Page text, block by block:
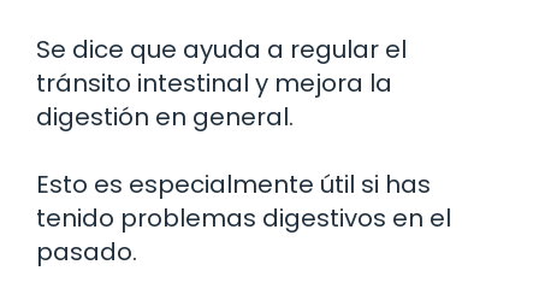
Se dice que ayuda a regular el
tránsito intestinal y mejora la
digestión en general.
Esto es especialmente útil si has
tenido problemas digestivos en el
pasado.